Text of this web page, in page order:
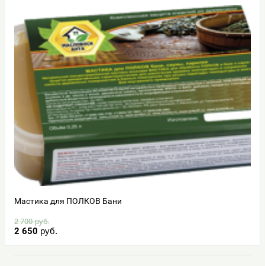
Мастика для ПОЛКОВ Бани
2 700руб.
2 650 руб.